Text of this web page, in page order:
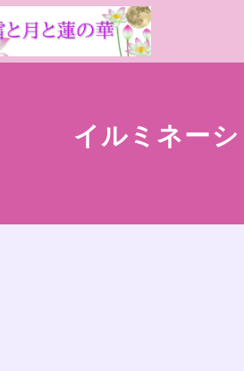
イルミネー